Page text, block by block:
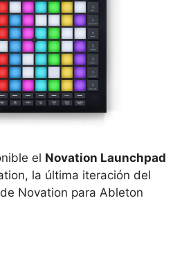
el Novation Launchpad
la última iteración del
Novation para Ableton